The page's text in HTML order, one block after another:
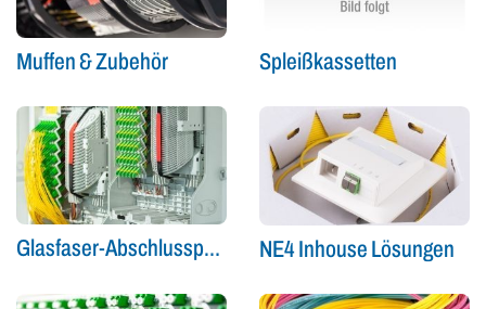
Muffen & Zubehör Spleißkassetten
Glasfaser-Abschlusspunkt (Gf-AP) NE4 Inhouse Lösungen